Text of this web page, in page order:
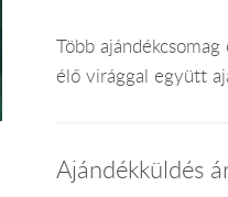
Több
élő virággal együtt
Ajándékküldés